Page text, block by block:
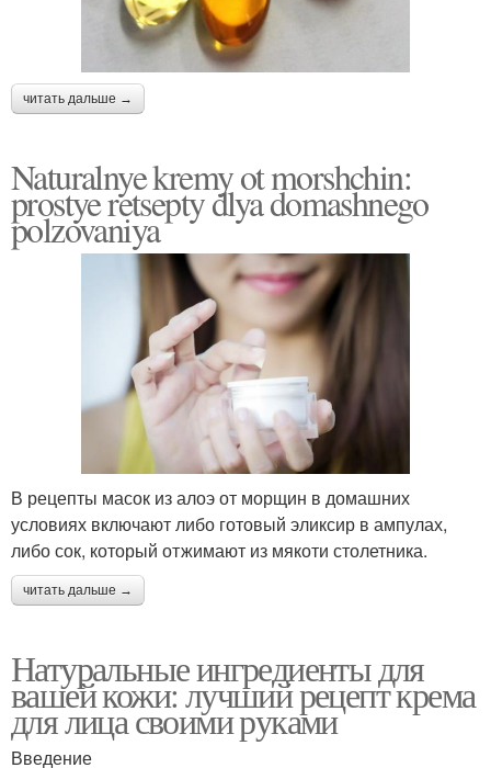
читать дальше →
Naturalnye kremy ot morshchin:
prostye retsepty dlya domashnego
polzovaniya
В рецепты масок из алоэ от морщин в домашних
условиях включают либо готовый эликсир в ампулах,
либо сок, который отжимают из мякоти столетника.
читать дальше →
Натуральные ингредиенты для
вашей кожи: лучший рецепт крема
для лица своими руками
Введение